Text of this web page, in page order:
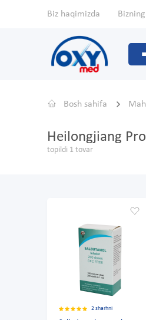
Biz haqimizda
Bosh sahifa
Heilongjiang
topildi 1 tovar
2 sharhni